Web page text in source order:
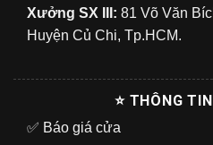
Xưởng SX III: 81 Võ Văn
Huyện Củ Chi, Tp.HCM.
⭐ THÔNG
✅ Báo giá cửa